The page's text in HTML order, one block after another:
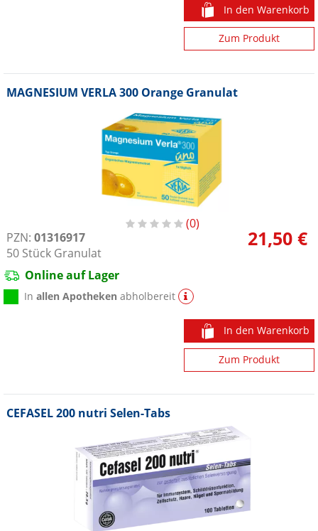
In den Warenkorb
Zum Produkt
MAGNESIUM VERLA 300 Orange Granulat
0
PZN: 01316917
50 Stück Granulat
21,50 €
Online auf Lager
Inallen Apotheken abholbereit
In den Warenkorb
Zum Produkt
CEFASEL 200 nutri Selen-Tabs